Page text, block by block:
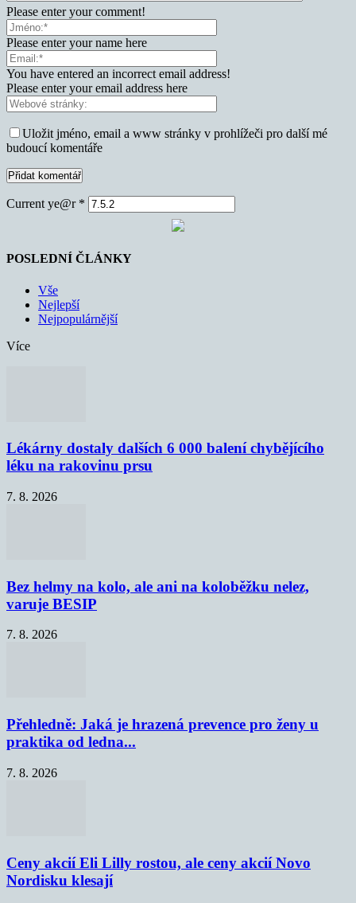
Please enter your comment!
Please enter your name here
You have entered an incorrect email address!
Please enter your email address here
Uložit jméno, email a www stránky v prohlížeči pro další mé
budoucí komentáře
Current ye@r *
POSLEDNÍ ČLÁNKY
Vše
Nejlepší
Nejpopulárnější
Více
Lékárny dostaly dalších 6 000 balení chybějícího
léku na rakovinu prsu
7. 8. 2026
Bez helmy na kolo, ale ani na koloběžku nelez,
varuje BESIP
7. 8. 2026
Přehledně: Jaká je hrazená prevence pro ženy u
praktika od ledna...
7. 8. 2026
Ceny akcií Eli Lilly rostou, ale ceny akcií Novo
Nordisku klesají